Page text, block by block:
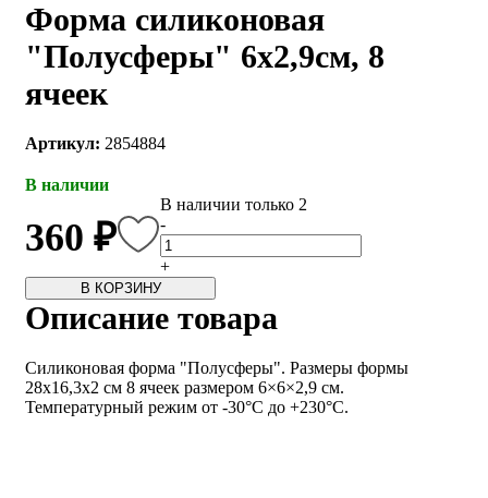
Форма силиконовая
"Полусферы" 6х2,9см, 8
ячеек
Артикул: 2854884
В наличии
360 ₽
В наличии только 2
-
+
В КОРЗИНУ
Описание товара
Силиконовая форма "Полусферы". Размеры формы
28х16,3х2 см 8 ячеек размером 6×6×2,9 см.
Температурный режим от -30°С до +230°С.